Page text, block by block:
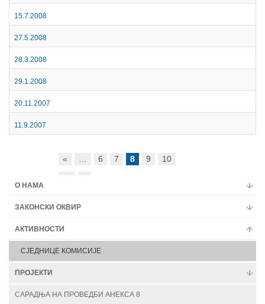
15.7.2008
27.5.2008
28.3.2008
29.1.2008
20.11.2007
11.9.2007
« 6 7 8 9
10
О НАМА
ЗАКОНСКИ ОКВИР
АКТИВНОСТИ
СЈЕДНИЦЕ КОМИСИЈЕ
ПРОЈЕКТИ
САРАДЊА НА ПРОВЕДБИ АНЕКСА 8